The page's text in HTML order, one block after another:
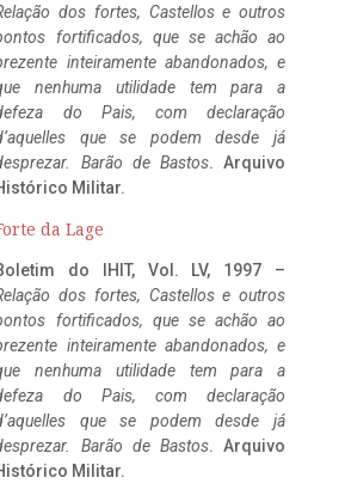
dos fortes, Castellos e outros
fortificados, que se achão ao
inteiramente abandonados, e
nenhuma utilidade tem para a
do Pais, com declaração
que se podem desde já
Barão de Bastos. Arquivo
Militar.
da Lage
do IHIT, Vol. LV, 1997 –
dos fortes, Castellos e outros
fortificados, que se achão ao
inteiramente abandonados, e
nenhuma utilidade tem para a
do Pais, com declaração
que se podem desde já
Barão de Bastos. Arquivo
Militar.